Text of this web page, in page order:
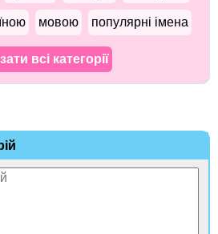
мовою популярні імена
всі категорії